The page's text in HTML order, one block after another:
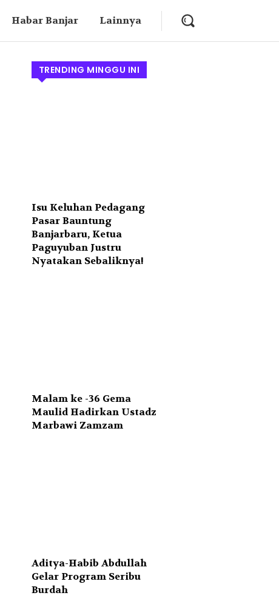
Habar Banjar Lainnya
TRENDING MINGGU INI
Isu Keluhan Pedagang
Pasar Bauntung
Banjarbaru, Ketua
Paguyuban Justru
Nyatakan Sebaliknya!
Malam ke -36 Gema
Maulid Hadirkan Ustadz
Marbawi Zamzam
Aditya-Habib Abdullah
Gelar Program Seribu
Burdah